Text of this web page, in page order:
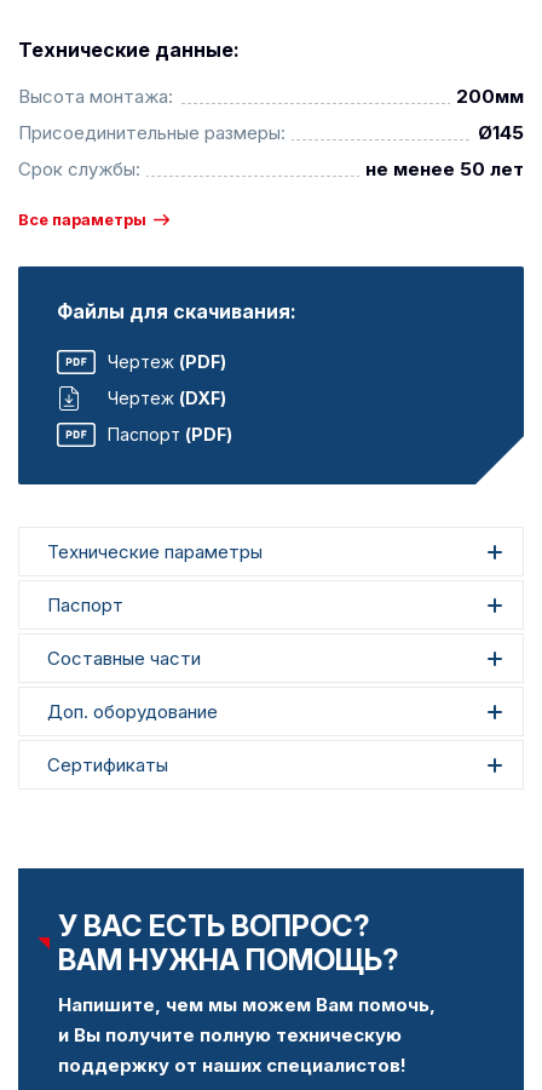
Технические данные:
Высота монтажа:
200мм
Присоединительные размеры:
Ø145
Срок службы:
не менее 50 лет
Все параметры
Файлы для скачивания:
Чертеж (PDF)
Чертеж (DXF)
Паспорт (PDF)
Технические параметры
Паспорт
Составные части
Доп. оборудование
Сертификаты
У ВАС ЕСТЬ ВОПРОС?
ВАМ НУЖНА ПОМОЩЬ?
Напишите, чем мы можем Вам помочь,
и Вы получите полную техническую
поддержку от наших специалистов!